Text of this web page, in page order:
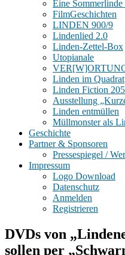
Eine
FilmGeschichten
LINDEN 900/9
Lindenlied 2.0
Linden-Zettel-Box
Utopianale
Linden im Quadrat
Linden Fiction
Ausstellung
Linden entmüllen
Müllmonster als
Geschichte
Partner & Sponsoren
Pressespiegel /
Impressum
Logo Download
Datenschutz
Anmelden
Registrieren
DVDs von
sollen per